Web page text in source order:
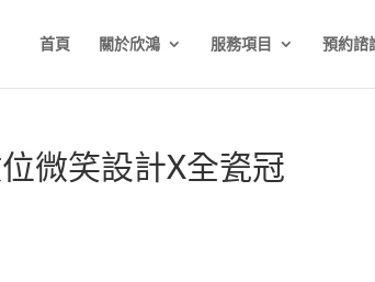
首頁 關於欣鴻 服務項目 預約諮
微笑設計X全瓷冠